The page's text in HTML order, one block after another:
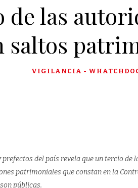
de las
saltos
VIGILANCIA -
del país revela que un tercio de
patrimoniales que constan en la
públicas.